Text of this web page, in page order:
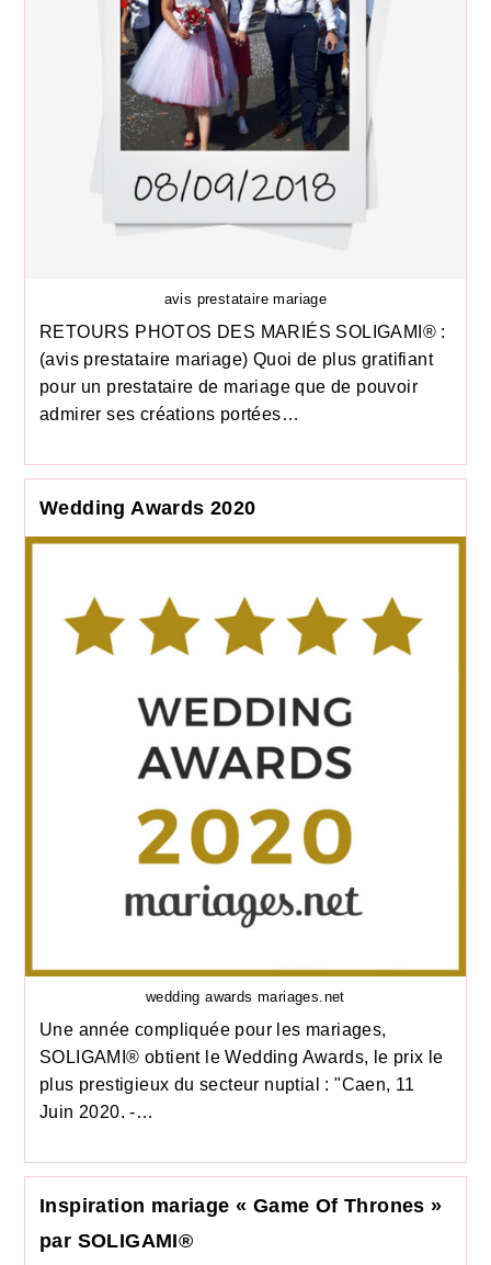
avis prestataire mariage
RETOURS PHOTOS DES MARIÉS SOLIGAMI® :
(avis prestataire mariage) Quoi de plus gratifiant
pour un prestataire de mariage que de pouvoir
admirer ses créations portées…
Wedding Awards 2020
wedding awards mariages.net
Une année compliquée pour les mariages,
SOLIGAMI® obtient le Wedding Awards, le prix le
plus prestigieux du secteur nuptial : "Caen, 11
Juin 2020. -…
Inspiration mariage « Game Of Thrones »
par SOLIGAMI®